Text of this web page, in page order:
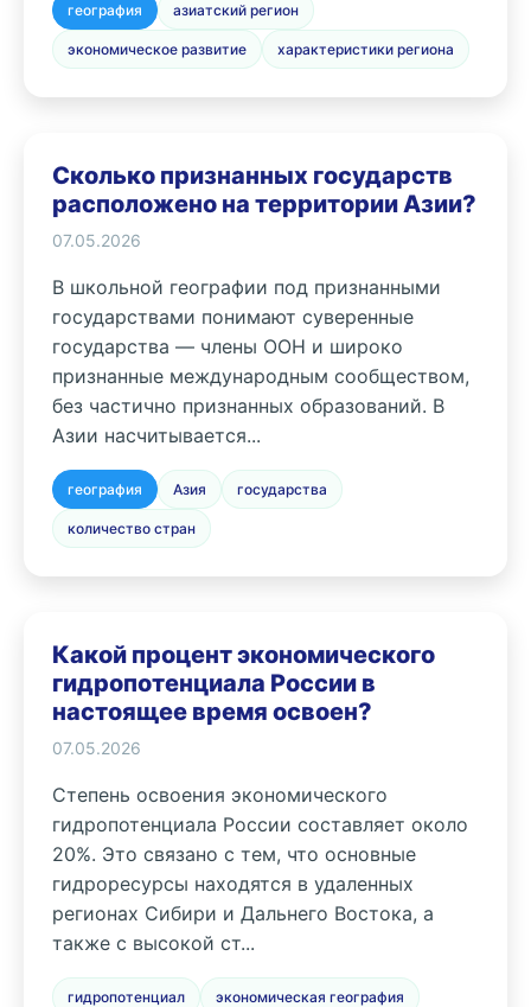
география азиатский регион
экономическое развитие характеристики региона
Сколько признанных государств
расположено на территории Азии?
07.05.2026
В школьной географии под признанными
государствами понимают суверенные
государства — члены ООН и широко
признанные международным сообществом,
без частично признанных образований. В
Азии насчитывается...
география Азия государства
количество стран
Какой процент экономического
гидропотенциала России в
настоящее время освоен?
07.05.2026
Степень освоения экономического
гидропотенциала России составляет около
20%. Это связано с тем, что основные
гидроресурсы находятся в удаленных
регионах Сибири и Дальнего Востока, а
также с высокой ст...
гидропотенциал экономическая география